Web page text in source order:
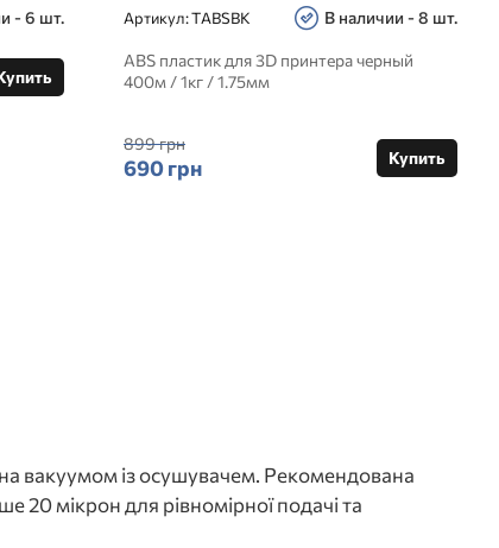
- 6 шт. Артикул:TABSBK В наличии - 8 шт.
ABS пластик для 3D принтера черный
400м / 1кг / 1.75мм
899 грн
690 грн Купить
вакуумом із осушувачем. Рекомендована
20 мікрон для рівномірної подачі та